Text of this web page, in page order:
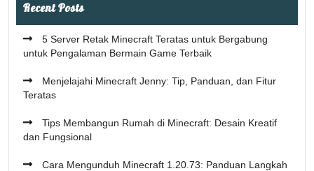
Recent Posts
5 Server Retak Minecraft Teratas untuk Bergabung
untuk Pengalaman Bermain Game Terbaik
Menjelajahi Minecraft Jenny: Tip, Panduan, dan Fitur
Teratas
Tips Membangun Rumah di Minecraft: Desain Kreatif
dan Fungsional
Cara Mengunduh Minecraft 1.20.73: Panduan Langkah